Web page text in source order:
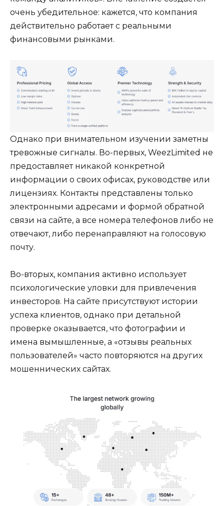
очень убедительное: кажется, что компания
действительно работает с реальными
финансовыми рынками.
Однако при внимательном изучении заметны
тревожные сигналы. Во-первых, WeezLimited не
предоставляет никакой конкретной
информации о своих офисах, руководстве или
лицензиях. Контакты представлены только
электронными адресами и формой обратной
связи на сайте, а все номера телефонов либо не
отвечают, либо перенаправляют на голосовую
почту.
Во-вторых, компания активно использует
психологические уловки для привлечения
инвесторов. На сайте присутствуют истории
успеха клиентов, однако при детальной
проверке оказывается, что фотографии и
имена вымышленные, а «отзывы реальных
пользователей» часто повторяются на других
мошеннических сайтах.